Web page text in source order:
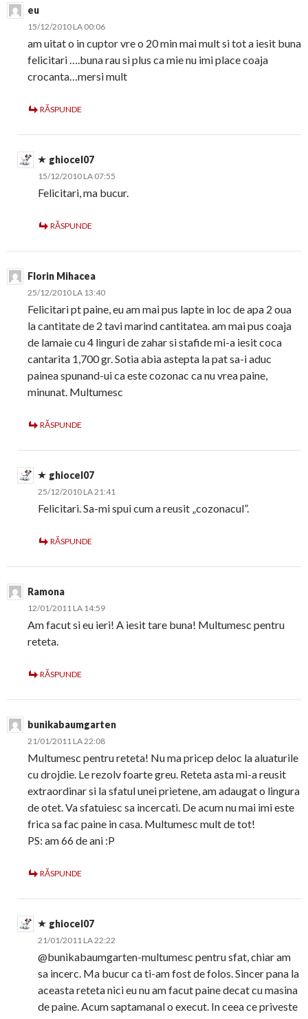
eu
15/12/2010 LA 00:06
am uitat o in cuptor vre o 20 min mai mult si tot a iesit buna
felicitari ….buna rau si plus ca mie nu imi place coaja
crocanta…mersi mult
RĂSPUNDE
ghiocel07
15/12/2010 LA 07:55
Felicitari, ma bucur.
RĂSPUNDE
Florin Mihacea
25/12/2010 LA 13:40
Felicitari pt paine, eu am mai pus lapte in loc de apa 2 oua
la cantitate de 2 tavi marind cantitatea. am mai pus coaja
de lamaie cu 4 linguri de zahar si stafide mi-a iesit coca
cantarita 1,700 gr. Sotia abia astepta la pat sa-i aduc
painea spunand-ui ca este cozonac ca nu vrea paine,
minunat. Multumesc
RĂSPUNDE
ghiocel07
25/12/2010 LA 21:41
Felicitari. Sa-mi spui cum a reusit „cozonacul”.
RĂSPUNDE
Ramona
12/01/2011 LA 14:59
Am facut si eu ieri! A iesit tare buna! Multumesc pentru
reteta.
RĂSPUNDE
bunikabaumgarten
21/01/2011 LA 22:08
Multumesc pentru reteta! Nu ma pricep deloc la aluaturile
cu drojdie. Le rezolv foarte greu. Reteta asta mi-a reusit
extraordinar si la sfatul unei prietene, am adaugat o lingura
de otet. Va sfatuiesc sa incercati. De acum nu mai imi este
frica sa fac paine in casa. Multumesc mult de tot!
PS: am 66 de ani :P
RĂSPUNDE
ghiocel07
21/01/2011 LA 22:22
@bunikabaumgarten-multumesc pentru sfat, chiar am
sa incerc. Ma bucur ca ti-am fost de folos. Sincer pana la
aceasta reteta nici eu nu am facut paine decat cu masina
de paine. Acum saptamanal o execut. In ceea ce priveste